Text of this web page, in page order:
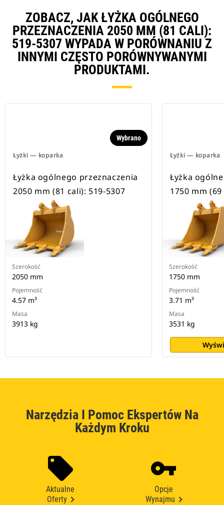
ZOBACZ, JAK ŁYŻKA OGÓLNEGO
PRZEZNACZENIA 2050 MM (81 CALI):
519-5307 WYPADA W PORÓWNANIU Z
INNYMI CZĘSTO PORÓWNYWANYMI
PRODUKTAMI.
Łyżki — koparka
Wybrano
Łyżka ogólnego przeznaczenia
2050 mm (81 cali): 519-5307
Szerokość
2050 mm
Pojemność
4.57 m³
Masa
3913 kg
Łyżki — koparka
Łyżka
1750 mm
Szerokość
1750 mm
Pojemność
3.71 m³
Masa
3531 kg
Narzędzia I Pomoc Ekspertów Na
Każdym Kroku
Aktualne
Oferty
Opcje
Wynajmu